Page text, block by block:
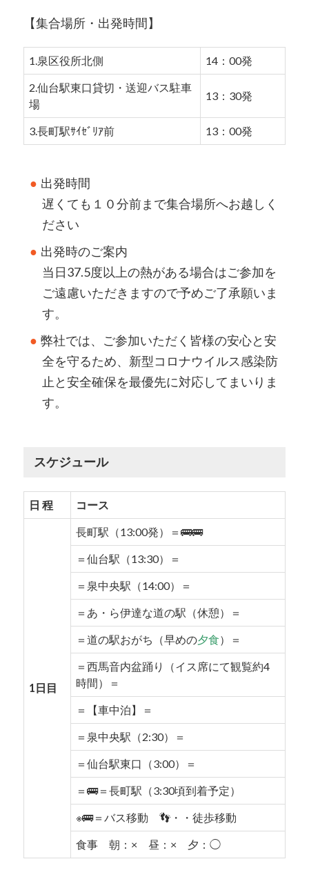
【集合場所・出発時間】
1.泉区役所北側 14：00発
2.仙台駅東口貸切・送迎バス駐車
場
13：30発
3.長町駅ｻｲｾﾞﾘｱ前 13：00発
出発時間
遅くても１０分前まで集合場所へお越しく
ださい
出発時のご案内
当日37.5度以上の熱がある場合はご参加を
ご遠慮いただきますので予めご了承願いま
す。
弊社では、ご参加いただく皆様の安心と安
全を守るため、新型コロナウイルス感染防
止と安全確保を最優先に対応してまいりま
す。
スケジュール
日 程 コース
1日目
長町駅（13:00発）＝🚌🚌
＝仙台駅（13:30）＝
＝泉中央駅（14:00）＝
＝あ・ら伊達な道の駅（休憩）＝
＝道の駅おがち（早めの夕食）＝
＝西馬音内盆踊り（イス席にて観覧約4
時間）＝
＝【車中泊】＝
＝泉中央駅（2:30）＝
＝仙台駅東口（3:00）＝
＝🚌＝長町駅（3:30頃到着予定）
※🚌＝バス移動 👣・・徒歩移動
食事 朝：× 昼：× 夕：◯